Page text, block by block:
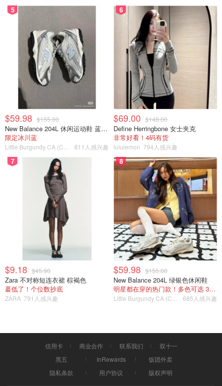
图片来自于@Tom Podmore ，版权属于原作者
2、帕尔马大教堂 Catedral de Santa María de Palma de
帕尔马主教座堂，常被称为La Seu，位于帕尔马市中心，
是马略卡岛最著名的地标之一
。这座壮丽的哥特式大教堂始
建于13世纪，其建设历时数百年，最终在17世纪完工。教
堂临海而建， 外观宏伟，内部装饰华丽，尤其以高达44米的
中殿、精美的彩色玻璃窗和安东尼·高迪设计的改造部分而
闻名。
5
$59.98 $155.00
New Balance 204L 休闲运动鞋 蓝银色
限定冰川蓝
811人感兴趣
6
$69.00 $148.00
Define Herringbone 女士夹克
非常好看！4码有货
lululemon 794人感兴趣
7
$9.18 $45.90
Zara 不对称短连衣裙 棕褐色
蕞低了！个位数抄底
ZARA 791人感兴趣
8
$59.98 $155.00
New Balance 204L 绿银色休闲鞋
明星都在穿的热门款！多色可选 3.8折
685人感兴趣
信用卡 商业合作 联系我们
双十一
黑五
InRewards
饭团外卖
隐私条款
用户协议 版权声明